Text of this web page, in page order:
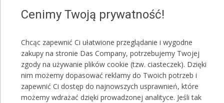
Każdy wjazd i wszystkie ściany boczne są montowane
do konstrukcji namiotu oddzielnie, dlatego można w
które mają okna.
Przykładowe konfiguracje na obrazku:
Zamknięte główne wejścia/wjazdy oraz odpięta
jedna ścianka na środku namiotu.
Cenimy Twoją prywatność!
Chcąc zapewnić Ci ułatwione przeglądanie i wygodne
zakupy na stronie Das Company, potrzebujemy Twojej
zgody na używanie plików cookie (tzw. ciasteczek). Dzięki
nim możemy dopasować reklamy do Twoich potrzeb i
zapewnić Ci dostęp do najnowszych usprawnień, które
możemy wdrażać dzięki prowadzonej analityce. Jeśli tak